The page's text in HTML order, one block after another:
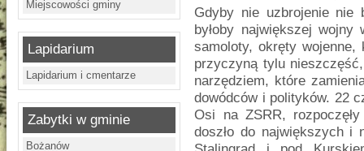
Miejscowości gminy
Lapidarium
Lapidarium i cmentarze
Zabytki w gminie
Bożanów
Gdyby nie uzbrojenie nie
byłoby największej
samoloty, okręty wojenne,
przyczyną tylu
narzędziem, które
dowódców i polityków. 22
Osi na ZSRR,
doszło do największych i